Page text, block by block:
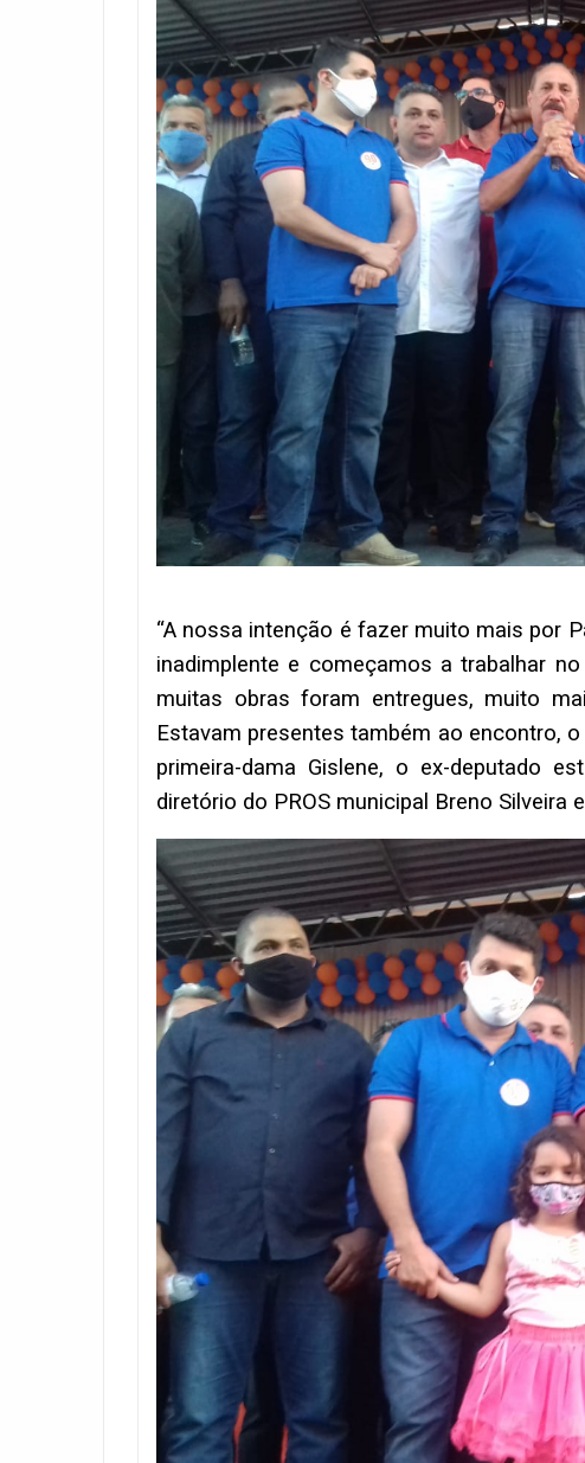
“A nossa intenção é fazer muito mais por
inadimplente e começamos a trabalhar
muitas obras foram entregues, muito
Estavam presentes também ao encontro,
primeira-dama Gislene, o ex-deputado
diretório do PROS municipal Breno Silveira